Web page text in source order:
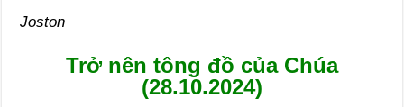
Joston
Trở nên tông đồ của Chúa
(28.10.2024)